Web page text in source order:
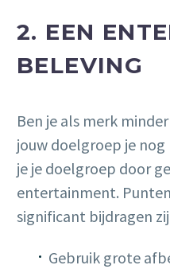
2. EEN
BELEVING
Ben je als merk
jouw doelgroep je
je je doelgroep door
entertainment.
significant bijdragen
Gebruik grote